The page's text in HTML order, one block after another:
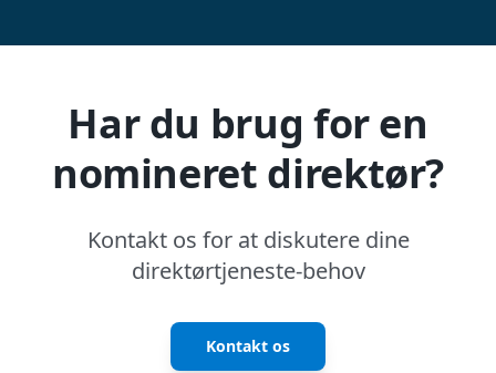
Har du brug for en
nomineret direktør?
Kontakt os for at diskutere dine
direktørtjeneste-behov
Kontakt os